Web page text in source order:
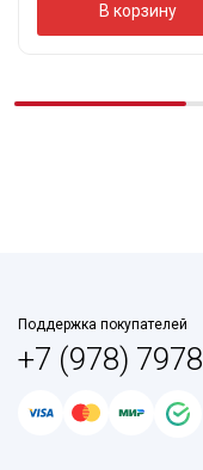
В корзину
Поддержка покупателей
+7 (978)